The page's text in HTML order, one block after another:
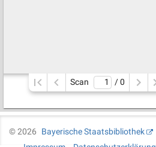
Scan / 0
©2026
Bayerische Staatsbibliothek